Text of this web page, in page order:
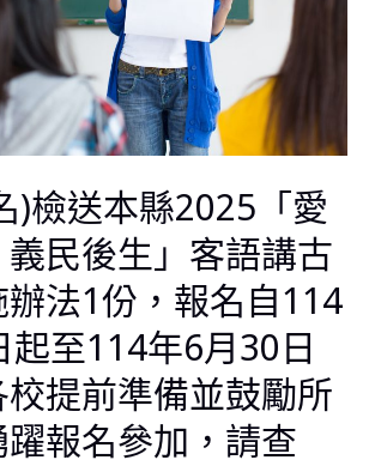
)檢送本縣2025「愛
民後生」客語講古
辦法1份，報名自114
起至114年6月30日
提前準備並鼓勵所
報名參加，請查